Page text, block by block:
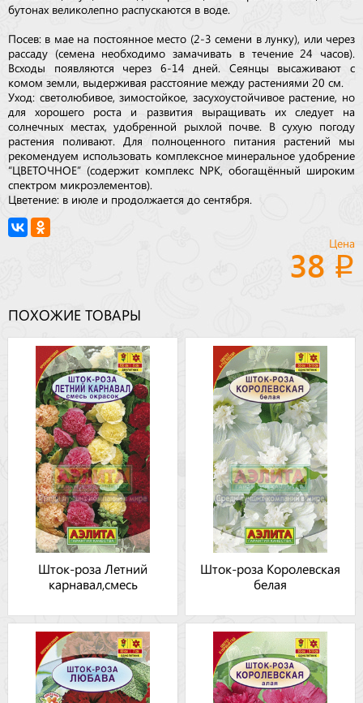
бутонах великолепно распускаются в воде.
Посев: в мае на постоянное место (2-3 семени в лунку), или через
рассаду (семена необходимо замачивать в течение 24 часов).
Всходы появляются через 6-14 дней. Сеянцы высаживают с
комом земли, выдерживая расстояние между растениями 20 см.
Уход: светолюбивое, зимостойкое, засухоустойчивое растение, но
для хорошего роста и развития выращивать их следует на
солнечных местах, удобренной рыхлой почве. В сухую погоду
растения поливают. Для полноценного питания растений мы
рекомендуем использовать комплексное минеральное удобрение
“ЦВЕТОЧНОЕ” (содержит комплекс NРK, обогащённый широким
спектром микроэлементов).
Цветение: в июле и продолжается до сентября.
Цена
38
ПОХОЖИЕ ТОВАРЫ
Шток-роза Летний
карнавал,смесь
Шток-роза Королевская
белая